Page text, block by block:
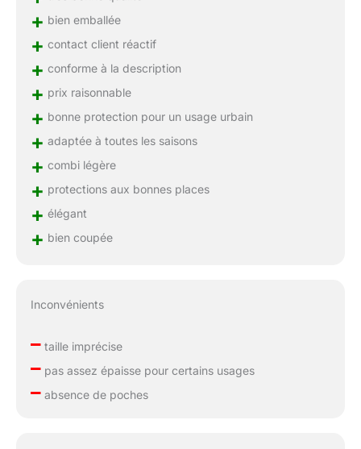
+ bien emballée
+ contact client réactif
+ conforme à la description
+ prix raisonnable
+ bonne protection pour un usage urbain
+ adaptée à toutes les saisons
+ combi légère
+ protections aux bonnes places
+ élégant
+ bien coupée
Inconvénients
–taille imprécise
–pas assez épaisse pour certains usages
–absence de poches